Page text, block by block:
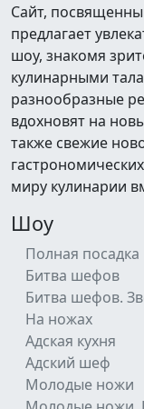
Сайт,
предлагает
шоу, знакомя
кулинарными
разнообразные
вдохновят на
также свежие
миру кулинарии
Шоу
Полная посадка
Битва шефов
Битва шефов.
На ножах
Адская кухня
Адский шеф
Молодые ножи